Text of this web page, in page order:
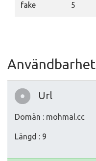
fake 5
Användbarhet
Url
Domän : mohmal.cc
Längd : 9